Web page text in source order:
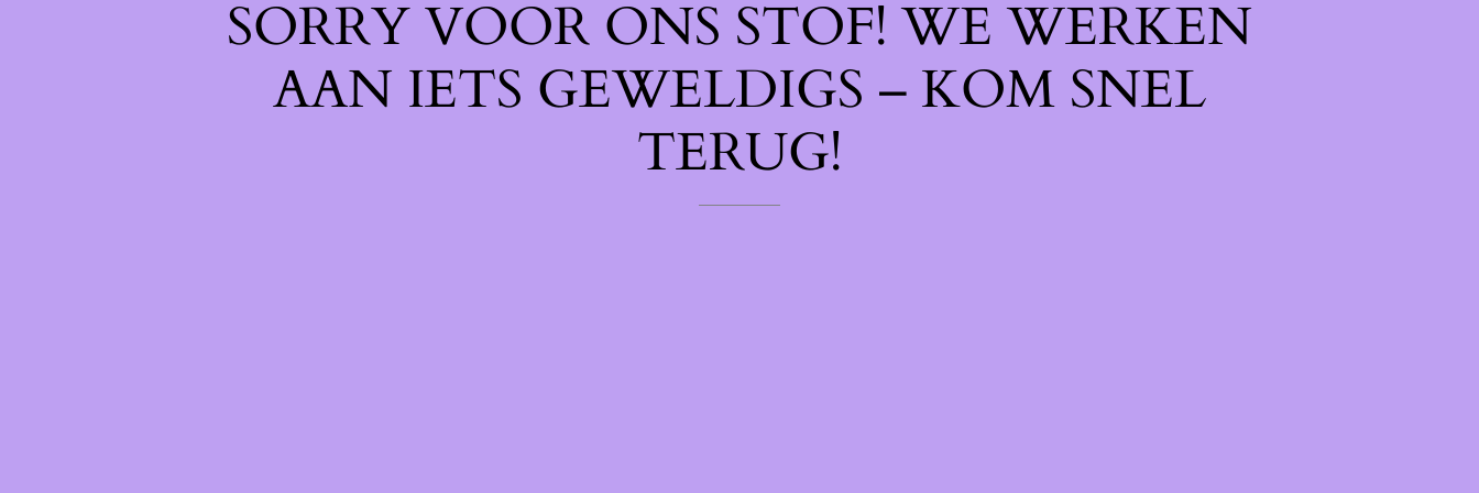
SORRY VOOR ONS STOF! WE WERKEN
AAN IETS GEWELDIGS – KOM SNEL
TERUG!